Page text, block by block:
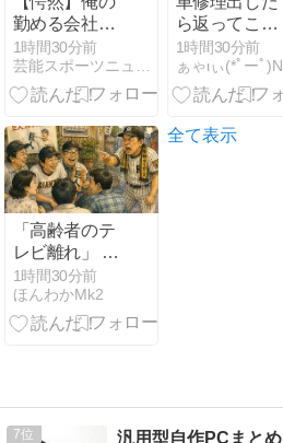
勤める会社、
ガチでヤバす
ぎ
る・・・・・・
ら・・・・・・
1時間30分前
ら返ってこな
くて草
1時間30分前
「高齢者のテ
レビ離れ」 昭
和の昔はさ 誰
もが巨人ファ
ンだったでし
1時間30分前
ほんわかMk2
全て表示
7 汎用型自作PCまとめ